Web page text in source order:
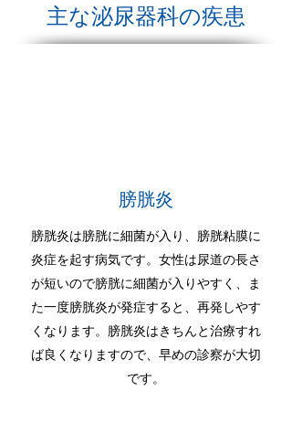
主な泌尿器科の疾患
膀胱炎
膀胱炎は膀胱に細菌が入り、膀胱粘膜に
炎症を起す病気です。女性は尿道の長さ
が短いので膀胱に細菌が入りやすく、ま
た一度膀胱炎が発症すると、再発しやす
くなります。膀胱炎はきちんと治療すれ
ば良くなりますので、早めの診察が大切
です。